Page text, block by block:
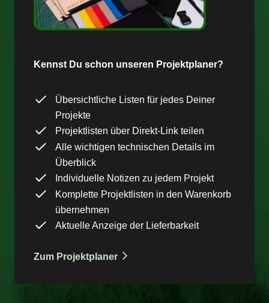
Kennst Du schon unseren Projektplaner?
Übersichtliche Listen für jedes Deiner
Projekte
Projektlisten über Direkt-Link teilen
Alle wichtigen technischen Details im
Überblick
Individuelle Notizen zu jedem Projekt
Komplette Projektlisten in den Warenkorb
übernehmen
Aktuelle Anzeige der Lieferbarkeit
Zum Projektplaner